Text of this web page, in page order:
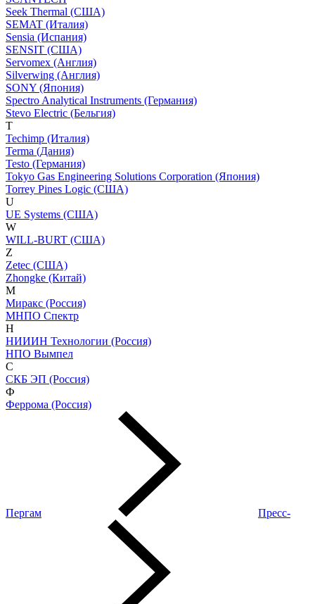
Seek Thermal (США)
SEMAT (Италия)
Sensia (Испания)
SENSIT (США)
Servomex (Англия)
Silverwing (Англия)
SONY (Япония)
Spectro Analytical Instruments (Германия)
Stevo Electric (Бельгия)
T
Techimp (Италия)
Terma (Дания)
Testo (Германия)
Tokyo Gas Engineering Solutions Corporation (Япония)
Torrey Pines Logic (США)
U
UE Systems (США)
W
WILL-BURT (США)
Z
Zetec (США)
Zhongke (Китай)
М
Миракс (Россия)
МНПО Спектр
Н
НИИИН Технологии (Россия)
НПО Вымпел
С
СКБ ЭП (Россия)
Ф
Феррома (Россия)
Пергам Пресс-